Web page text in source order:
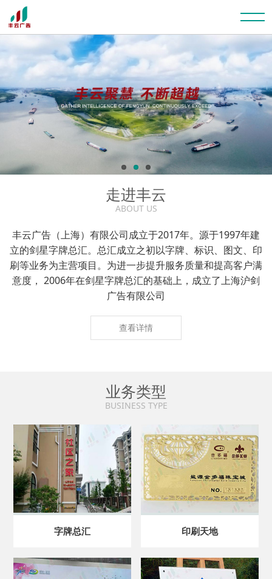
走进丰云
ABOUT US
丰云广告（上海）有限公司成立于2017年。源于1997年建
立的剑星字牌总汇。总汇成立之初以字牌、标识、图文、印
刷等业务为主营项目。为进一步提升服务质量和提高客户满
意度， 2006年在剑星字牌总汇的基础上，成立了上海沪剑
广告有限公司
查看详情
业务类型
BUSINESS TYPE
字牌总汇 印刷天地